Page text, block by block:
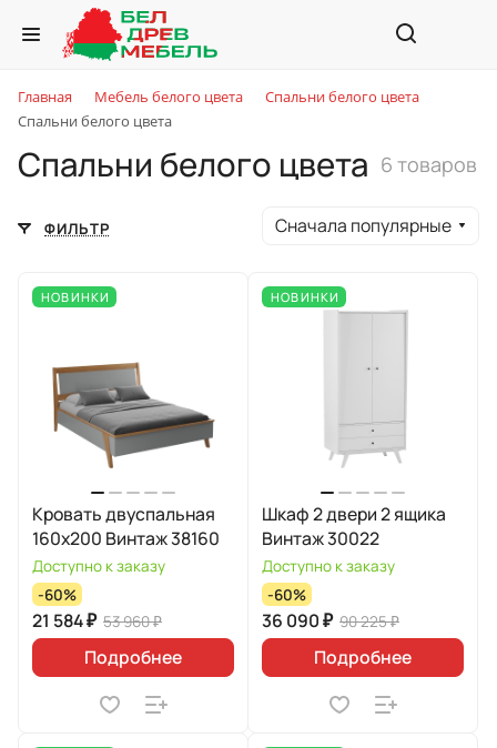
Главная Мебель белого цвета
Спальни белого цвета
Спальни белого цвета
Спальни белого цвета 6 товаров
ФИЛЬТР Сначала популярные
НОВИНКИ
Кровать двуспальная
160х200 Винтаж 38160
Доступно к заказу
-60%
21 584 ₽ 53 960 ₽
Подробнее
НОВИНКИ
Шкаф 2 двери 2 ящика
Винтаж 30022
Доступно к заказу
-60%
36 090 ₽ 90 225 ₽
Подробнее